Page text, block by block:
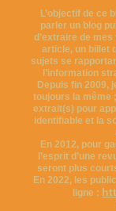
L’objectif de ce
parler un blog
d’extraire de
article, un billet
sujets se
l’information
Depuis fin 2009,
toujours la même
extrait(s) pour
identifiable et la
En 2012, pour
l’esprit d’une
seront plus
En 2022, les
ligne :